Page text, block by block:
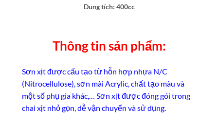
Dung tích: 400cc
Thông tin sản phẩm:
Sơn xịt được cấu tạo từ hỗn hợp nhựa N/C
(Nitrocellulose), sơn mài Acrylic, chất tạo màu và
một số phụ gia khác,… Sơn xịt được đóng gói trong
chai xịt nhỏ gọn, dễ vận chuyển và sử dụng.